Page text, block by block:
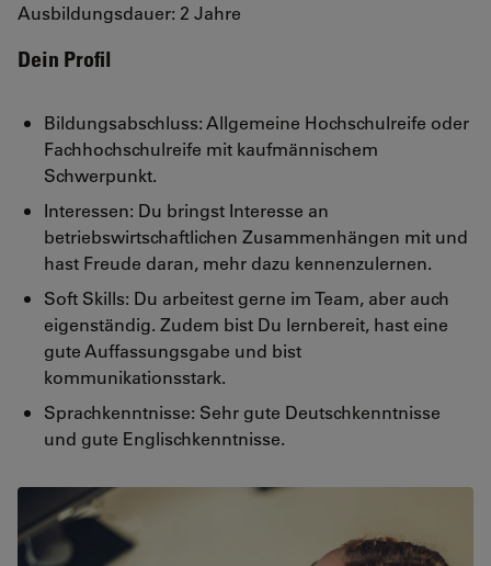
Ausbildungsdauer: 2 Jahre
Dein Profil
Bildungsabschluss: Allgemeine Hochschulreife oder
Fachhochschulreife mit kaufmännischem
Schwerpunkt.
Interessen: Du bringst Interesse an
betriebswirtschaftlichen Zusammenhängen mit und
hast Freude daran, mehr dazu kennenzulernen.
Soft Skills: Du arbeitest gerne im Team, aber auch
eigenständig. Zudem bist Du lernbereit, hast eine
gute Auffassungsgabe und bist
kommunikationsstark.
Sprachkenntnisse: Sehr gute Deutschkenntnisse
und gute Englischkenntnisse.